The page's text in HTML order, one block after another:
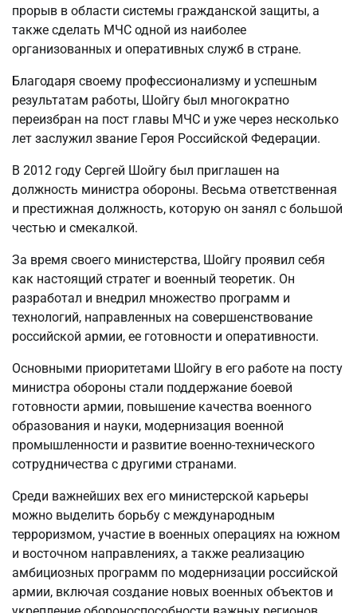
прорыв в области системы гражданской защиты, а
также сделать МЧС одной из наиболее
организованных и оперативных служб в стране.
Благодаря своему профессионализму и успешным
результатам работы, Шойгу был многократно
переизбран на пост главы МЧС и уже через несколько
лет заслужил звание Героя Российской Федерации.
В 2012 году Сергей Шойгу был приглашен на
должность министра обороны. Весьма ответственная
и престижная должность, которую он занял с большой
честью и смекалкой.
За время своего министерства, Шойгу проявил себя
как настоящий стратег и военный теоретик. Он
разработал и внедрил множество программ и
технологий, направленных на совершенствование
российской армии, ее готовности и оперативности.
Основными приоритетами Шойгу в его работе на посту
министра обороны стали поддержание боевой
готовности армии, повышение качества военного
образования и науки, модернизация военной
промышленности и развитие военно-технического
сотрудничества с другими странами.
Среди важнейших вех его министерской карьеры
можно выделить борьбу с международным
терроризмом, участие в военных операциях на южном
и восточном направлениях, а также реализацию
амбициозных программ по модернизации российской
армии, включая создание новых военных объектов и